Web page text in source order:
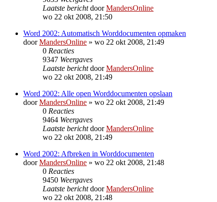
Laatste berichtdoorMandersOnline
wo 22 okt 2008, 21:50
Word 2002: Automatisch Worddocumenten opmaken
doorMandersOnline » wo 22 okt 2008, 21:49
0 Reacties
9347 Weergaves
Laatste berichtdoorMandersOnline
wo 22 okt 2008, 21:49
Word 2002: Alle open Worddocumenten opslaan
doorMandersOnline » wo 22 okt 2008, 21:49
0 Reacties
9464 Weergaves
Laatste berichtdoorMandersOnline
wo 22 okt 2008, 21:49
Word 2002: Afbreken in Worddocumenten
doorMandersOnline » wo 22 okt 2008, 21:48
0 Reacties
9450 Weergaves
Laatste berichtdoorMandersOnline
wo 22 okt 2008, 21:48